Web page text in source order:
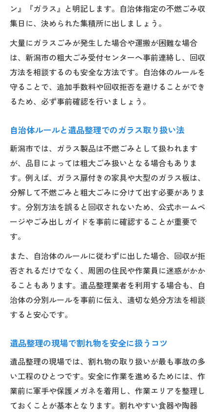
自治体回収と遺品整理の出し方の使い分け
方
遺品整理で出る不用品を安全に搬出する方
法
持ち込み処分時に注意する遺品整理のポイ
ント
遺品整理の流れと出し方で迷わない実践術
遺品整理で迷う食器やガラスの正しい対応
法
割れたものや石の遺品整理を安心して進め
る方法
遺品整理で迷いやすい品目の分別ポイント
解説
自治体と回収業者の遺品整理サポート活用
不明点が多い遺品整理も失敗しない安全対
策
ン』『ガラス』と明記します。自治体指定の不燃ごみ収
集日に、決められた集積所に出しましょう。
大量にガラスごみが発生した場合や運搬が困難な場合
は、新潟市の粗大ごみ受付センターへ事前連絡し、回収
方法を相談するのも安全な方法です。自治体のルールを
守ることで、追加手数料や回収拒否を避けることができ
るため、必ず事前確認を行いましょう。
自治体ルールと遺品整理でのガラス取り扱い法
新潟市では、ガラス製品は不燃ごみとして扱われます
が、品目によっては粗大ごみ扱いとなる場合もありま
す。例えば、ガラス扉付きの家具や大型のガラス板は、
分解して不燃ごみと粗大ごみに分けて出す必要がありま
す。分別方法を誤ると回収されないため、公式ホームペ
ージやごみ出しガイドを事前に確認することが重要で
す。
また、自治体のルールに従わずに出した場合、回収が拒
否されるだけでなく、周囲の住民や作業員に迷惑がかか
ることもあります。遺品整理業者を利用する場合も、自
治体の分別ルールを事前に伝え、適切な処分方法を相談
すると安心です。
遺品整理の現場で割れ物を安全に扱うコツ
遺品整理の現場では、割れ物の取り扱いが最も事故の多
い工程のひとつです。安全に作業を進めるためには、作
業前に軍手や保護メガネを着用し、作業エリアを整理し
ておくことが基本となります。割れやすい食器や陶器